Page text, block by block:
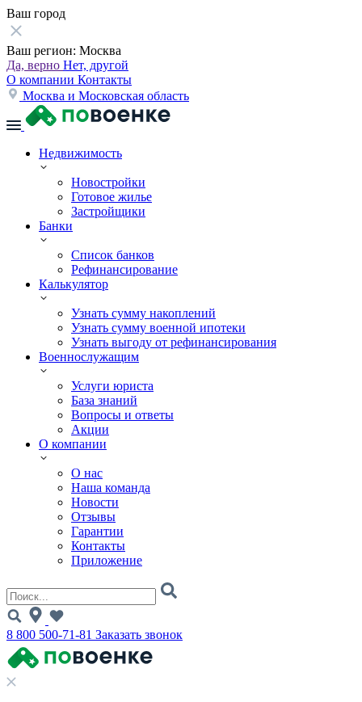
Ваш город
Ваш регион: Москва
Да, верно Нет, другой
О компании Контакты
Москва и Московская область
Недвижимость
Новостройки
Готовое жилье
Застройщики
Банки
Список банков
Рефинансирование
Калькулятор
Узнать сумму накоплений
Узнать сумму военной ипотеки
Узнать выгоду от рефинансирования
Военнослужащим
Услуги юриста
База знаний
Вопросы и ответы
Акции
О компании
О нас
Наша команда
Новости
Отзывы
Гарантии
Контакты
Приложение
8 800 500-71-81 Заказать звонок